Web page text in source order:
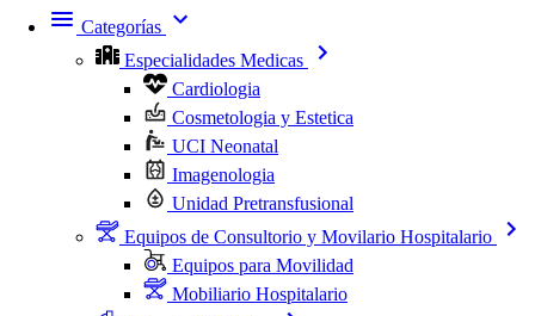
Categorías
Especialidades Medicas
Cardiologia
Cosmetologia y Estetica
UCI Neonatal
Imagenologia
Unidad Pretransfusional
Equipos de Consultorio y Movilario Hospitalario
Equipos para Movilidad
Mobiliario Hospitalario